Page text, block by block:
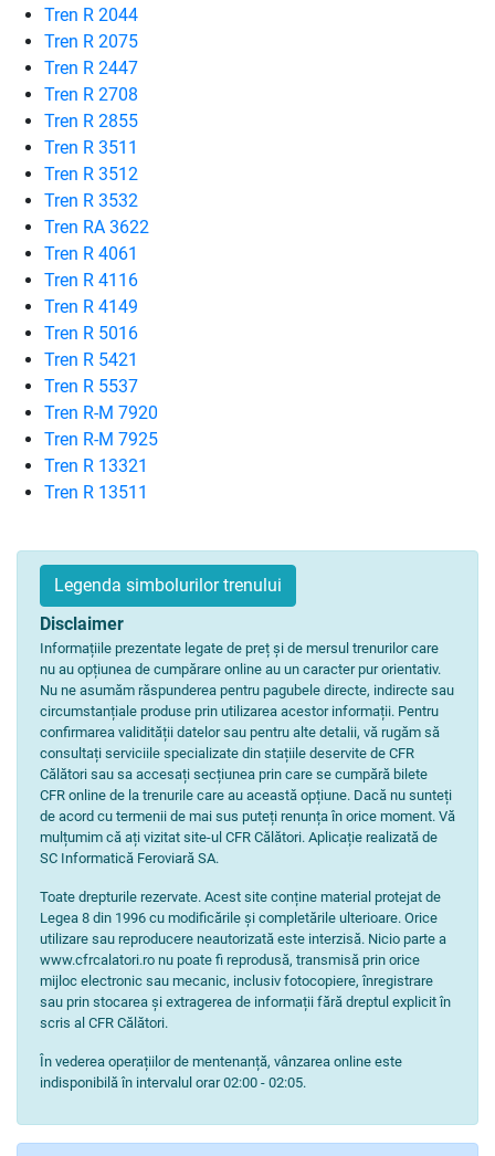
Tren R 2044
Tren R 2075
Tren R 2447
Tren R 2708
Tren R 2855
Tren R 3511
Tren R 3512
Tren R 3532
Tren RA 3622
Tren R 4061
Tren R 4116
Tren R 4149
Tren R 5016
Tren R 5421
Tren R 5537
Tren R-M 7920
Tren R-M 7925
Tren R 13321
Tren R 13511
Legenda simbolurilor trenului
Disclaimer
Informațiile prezentate legate de preț și de mersul trenurilor care
nu au opțiunea de cumpărare online au un caracter pur orientativ.
Nu ne asumăm răspunderea pentru pagubele directe, indirecte sau
circumstanțiale produse prin utilizarea acestor informații. Pentru
confirmarea validității datelor sau pentru alte detalii, vă rugăm să
consultați serviciile specializate din stațiile deservite de CFR
Călători sau sa accesați secțiunea prin care se cumpără bilete
CFR online de la trenurile care au această opțiune. Dacă nu sunteți
de acord cu termenii de mai sus puteți renunța în orice moment. Vă
mulțumim că ați vizitat site-ul CFR Călători. Aplicație realizată de
SC Informatică Feroviară SA.
Toate drepturile rezervate. Acest site conține material protejat de
Legea 8 din 1996 cu modificările și completările ulterioare. Orice
utilizare sau reproducere neautorizată este interzisă. Nicio parte a
www.cfrcalatori.ro nu poate fi reprodusă, transmisă prin orice
mijloc electronic sau mecanic, inclusiv fotocopiere, înregistrare
sau prin stocarea și extragerea de informații fără dreptul explicit în
scris al CFR Călători.
În vederea operațiilor de mentenanță, vânzarea online este
indisponibilă în intervalul orar 02:00 - 02:05.